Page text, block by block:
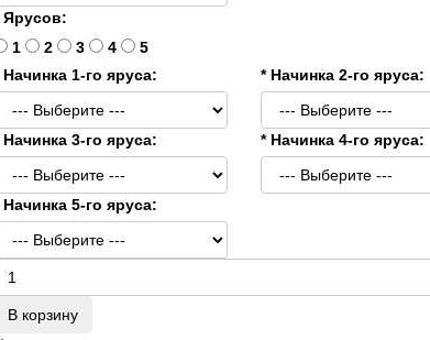
Ярусов:
1
2 3 4
5
Начинка 1-го яруса:
* Начинка 2-го яруса:
Начинка 3-го яруса: * Начинка 4-го яруса:
Начинка 5-го яруса:
В корзину